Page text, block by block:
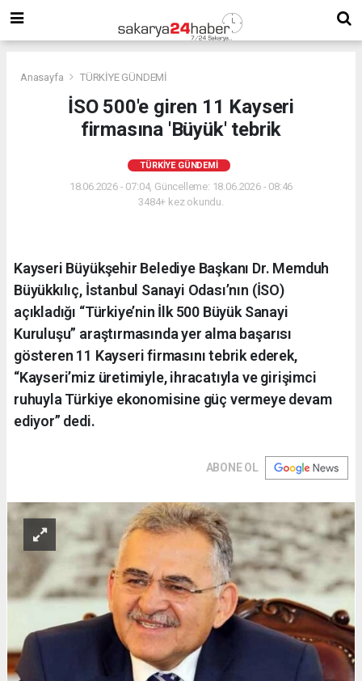
Anasayfa TÜRKİYE GÜNDEMİ
İSO 500'e giren 11 Kayseri
firmasına 'Büyük' tebrik
TÜRKİYE GÜNDEMİ
18.06.2026 - 07:04, Güncelleme: 18.06.2026 - 08:46
3484+ kez okundu.
Kayseri Büyükşehir Belediye Başkanı Dr. Memduh
Büyükkılıç, İstanbul Sanayi Odası’nın (İSO)
açıkladığı “Türkiye’nin İlk 500 Büyük Sanayi
Kuruluşu” araştırmasında yer alma başarısı
gösteren 11 Kayseri firmasını tebrik ederek,
“Kayseri’miz üretimiyle, ihracatıyla ve girişimci
ruhuyla Türkiye ekonomisine güç vermeye devam
ediyor” dedi.
ABONE OL